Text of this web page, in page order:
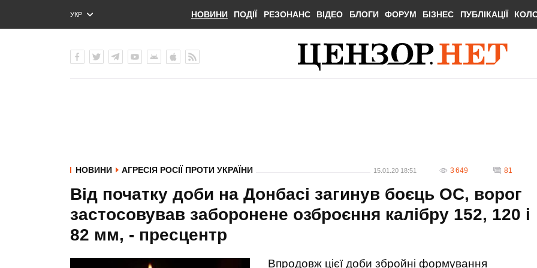
УКР
ENG
НОВИНИ ПОДІЇ РЕЗОНАНС ВІДЕО БЛОГИ ФОРУМ БІЗНЕС ПУБЛІКАЦІЇ
НОВИНИ АГРЕСІЯ РОСІЇ ПРОТИ УКРАЇНИ 15.01.20 18:51 3 649 81
Від початку доби на Донбасі загинув боєць ОС, ворог
застосовував заборонене озброєння калібру 152, 120 і
82 мм, - пресцентр
Впродовж цієї доби збройні формування